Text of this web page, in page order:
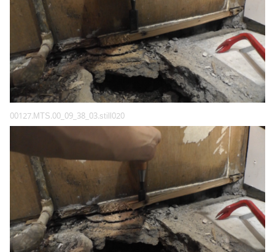
00127.MTS.00_09_38_03.still020